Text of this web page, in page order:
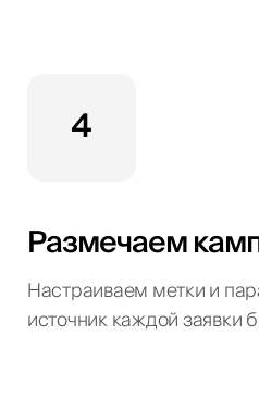
4
Размечаем
Настраиваем метки и
источник каждой заявки